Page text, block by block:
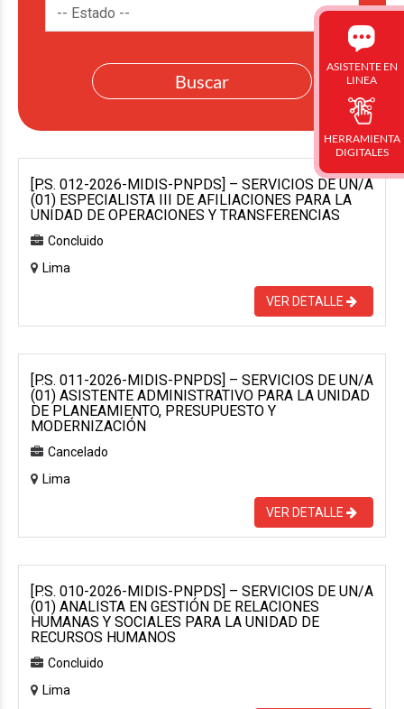
[P.S. 012-2026-MIDIS-PNPDS] – SERVICIOS DE UN/A
(01) ESPECIALISTA III DE AFILIACIONES PARA LA
UNIDAD DE OPERACIONES Y TRANSFERENCIAS
Concluido
Lima
VER DETALLE
[P.S. 011-2026-MIDIS-PNPDS] – SERVICIOS DE UN/A
(01) ASISTENTE ADMINISTRATIVO PARA LA UNIDAD
DE PLANEAMIENTO, PRESUPUESTO Y
MODERNIZACIÓN
Cancelado
Lima
VER DETALLE
[P.S. 010-2026-MIDIS-PNPDS] – SERVICIOS DE UN/A
(01) ANALISTA EN GESTIÓN DE RELACIONES
HUMANAS Y SOCIALES PARA LA UNIDAD DE
RECURSOS HUMANOS
Concluido
Lima
ASISTENTE EN
LINEA
HERRAMIENTA
DIGITALES